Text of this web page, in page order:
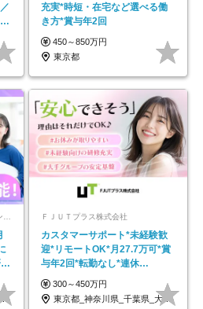
充実*時短・在宅など選べる働
き方*賞与年2回
450～850万円
東京都
株式会社コプロコンストラクション【東証プライム上場コプロ・ホールディングス子会社】 ＦＪＵＴプラス株式会社
カスタマーサポート*未経験歓
迎*リモートOK*月27.7万可*賞
与年2回*転勤なし*連休
OK/ZE010232
300～450万円
東京都_神奈川県_千葉県_大阪府_愛知県…